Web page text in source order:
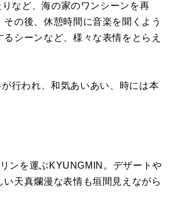
りなど、海の家のワンシーンを再
その後、休憩時間に音楽を聞くよう
るシーンな ど、様々な表情をとらえ
が行われ、和気あいあい、 時には本
ンを運ぶKYUNGMIN。 デザートや
い天真爛漫な表情も垣間見えながら